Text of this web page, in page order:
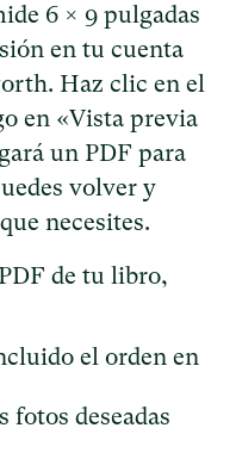
6 × 9 pulgadas
en tu cuenta
Haz clic en el
en «Vista previa
un PDF para
volver y
necesites.
de tu libro,
el orden en
fotos deseadas